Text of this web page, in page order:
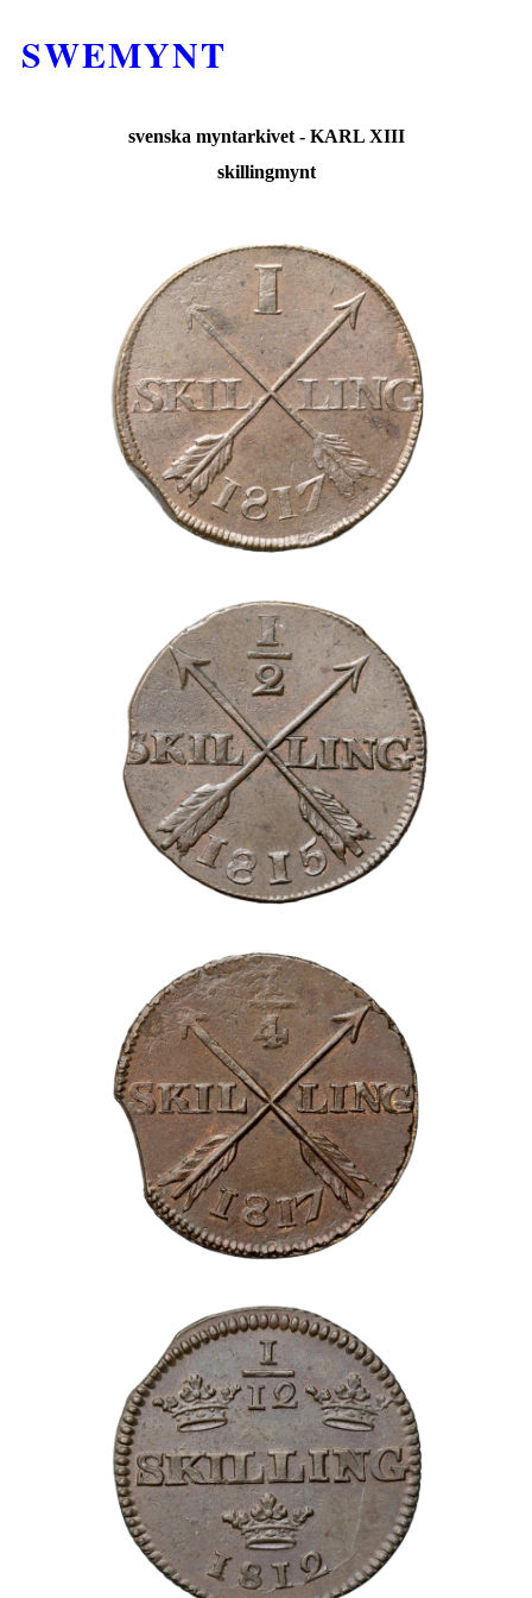
SWEMYNT
svenska myntarkivet - KARL XIII
skillingmynt